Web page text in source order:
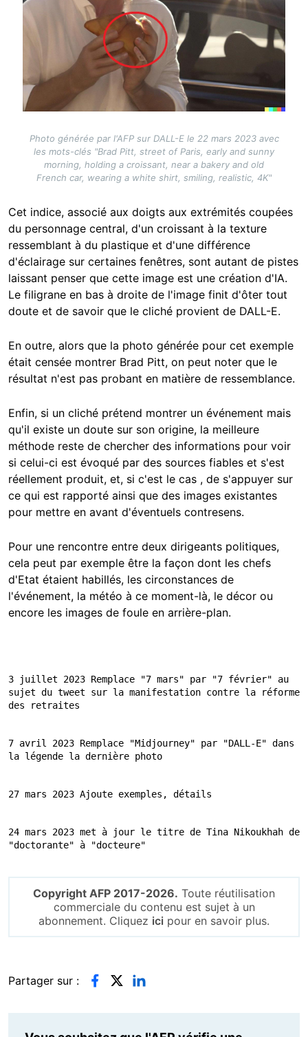
Photo générée par l'AFP sur DALL-E le 22 mars 2023 avec
les mots-clés "Brad Pitt, street of Paris, early and sunny
morning, holding a croissant, near a bakery and old
French car, wearing a white shirt, smiling, realistic, 4K"
Cet indice, associé aux doigts aux extrémités coupées
du personnage central, d'un croissant à la texture
ressemblant à du plastique et d'une différence
d'éclairage sur certaines fenêtres, sont autant de pistes
laissant penser que cette image est une création d'IA.
Le filigrane en bas à droite de l'image finit d'ôter tout
doute et de savoir que le cliché provient de DALL-E.
En outre, alors que la photo générée pour cet exemple
était censée montrer Brad Pitt, on peut noter que le
résultat n'est pas probant en matière de ressemblance.
Enfin, si un cliché prétend montrer un événement mais
qu'il existe un doute sur son origine, la meilleure
méthode reste de chercher des informations pour voir
si celui-ci est évoqué par des sources fiables et s'est
réellement produit, et, si c'est le cas , de s'appuyer sur
ce qui est rapporté ainsi que des images existantes
pour mettre en avant d'éventuels contresens.
Pour une rencontre entre deux dirigeants politiques,
cela peut par exemple être la façon dont les chefs
d'Etat étaient habillés, les circonstances de
l'événement, la météo à ce moment-là, le décor ou
encore les images de foule en arrière-plan.
3 juillet 2023 Remplace "7 mars" par "7 février" au
sujet du tweet sur la manifestation contre la réforme
des retraites
7 avril 2023 Remplace "Midjourney" par "DALL-E" dans
la légende la dernière photo
27 mars 2023 Ajoute exemples, détails
24 mars 2023 met à jour le titre de Tina Nikoukhah de
"doctorante" à "docteure"
Copyright AFP 2017-2026. Toute réutilisation
commerciale du contenu est sujet à un
abonnement. Cliquez ici pour en savoir plus.
Partager sur :